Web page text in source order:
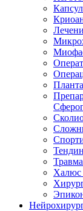
Халюс